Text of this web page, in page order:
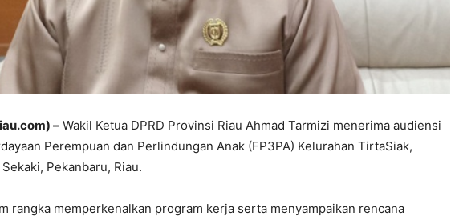
– Wakil Ketua DPRD Provinsi Riau Ahmad Tarmizi menerima audiensi
Perempuan dan Perlindungan Anak (FP3PA) Kelurahan TirtaSiak,
Pekanbaru, Riau.
rangka memperkenalkan program kerja serta menyampaikan rencana